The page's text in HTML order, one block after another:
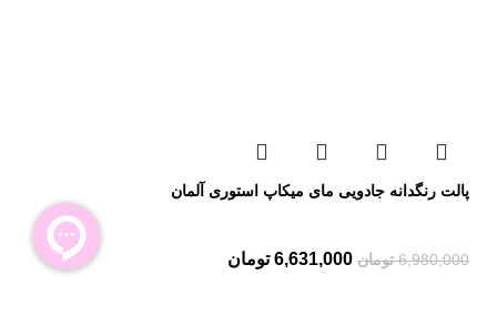
پالت رنگدانه جادویی مای میکاپ استوری آلمان
6,980,000 تومان 6,631,000 تومان